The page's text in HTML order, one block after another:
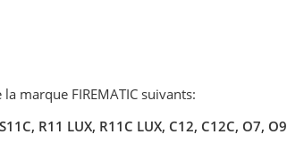
marque FIREMATIC suivants:
R11 LUX, R11C LUX, C12, C12C, O7,